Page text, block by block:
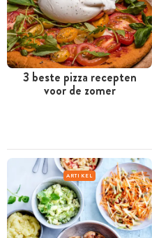
3 beste pizza recepten
voor de zomer
ARTIKEL